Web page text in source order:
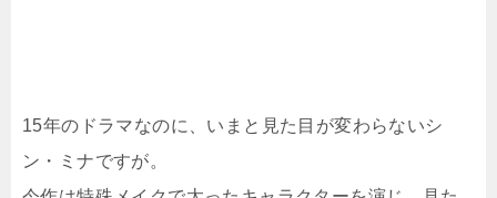
15年のドラマなのに、いまと見た目が変わらないシ
ン・ミナですが。